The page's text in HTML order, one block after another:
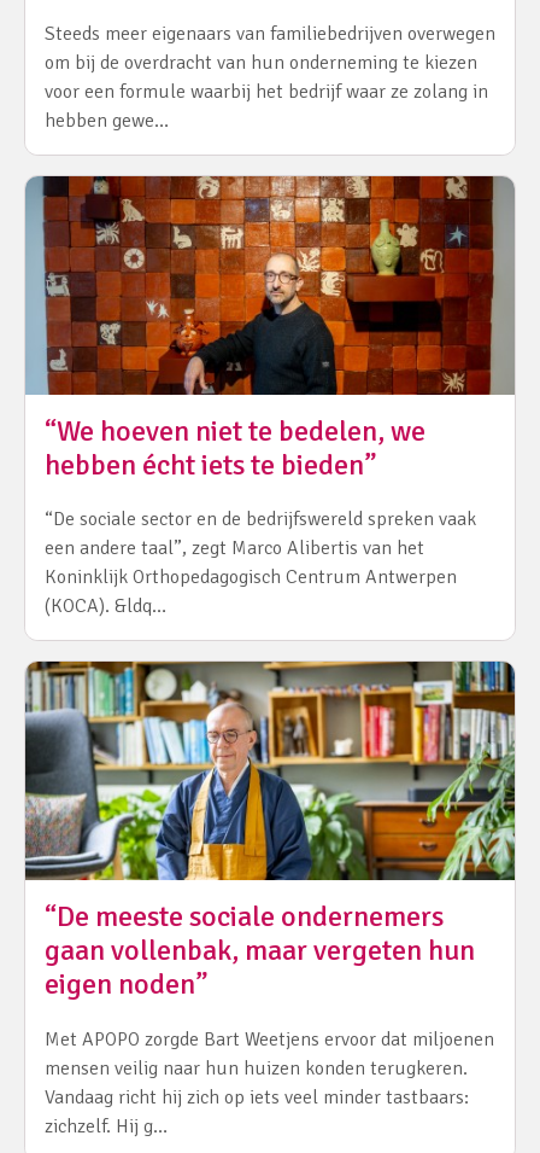
Steeds meer eigenaars van familiebedrijven overwegen
om bij de overdracht van hun onderneming te kiezen
voor een formule waarbij het bedrijf waar ze zolang in
hebben gewe…
“We hoeven niet te bedelen, we
hebben écht iets te bieden”
“De sociale sector en de bedrijfswereld spreken vaak
een andere taal”, zegt Marco Alibertis van het
Koninklijk Orthopedagogisch Centrum Antwerpen
(KOCA). &ldq…
“De meeste sociale ondernemers
gaan vollenbak, maar vergeten hun
eigen noden”
Met APOPO zorgde Bart Weetjens ervoor dat miljoenen
mensen veilig naar hun huizen konden terugkeren.
Vandaag richt hij zich op iets veel minder tastbaars:
zichzelf. Hij g…